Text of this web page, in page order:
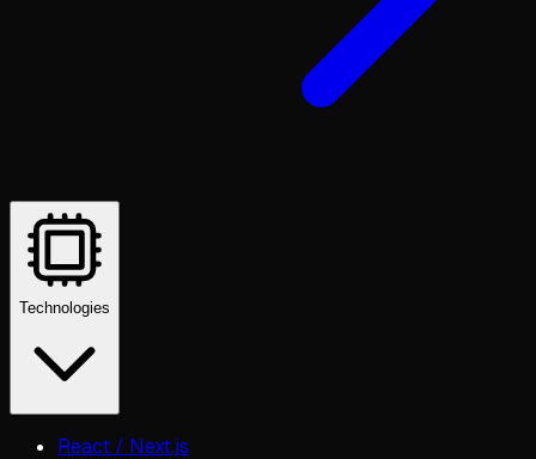
Technologies
React / Next.js